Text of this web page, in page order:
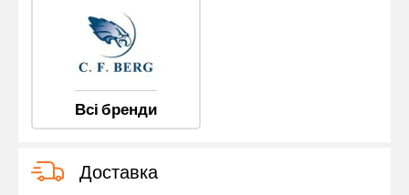
Всі бренди
Доставка